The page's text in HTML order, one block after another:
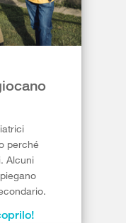
perché
Alcuni